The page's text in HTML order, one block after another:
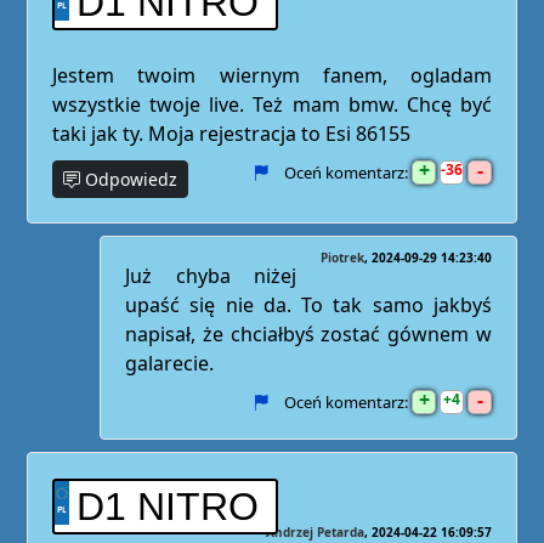
Jestem twoim wiernym fanem, ogladam
wszystkie twoje live. Też mam bmw. Chcę być
taki jak ty. Moja rejestracja to Esi 86155
Odpowiedz Oceń komentarz: + 36 -
Piotrek 2024-09-29 14:23:40
Już chyba niżej
upaść się nie da. To tak samo jakbyś
napisał, że chciałbyś zostać gównem w
galarecie.
Oceń komentarz: + 4 -
D1 NITRO
Andrzej Petarda 2024-04-22 16:09:57